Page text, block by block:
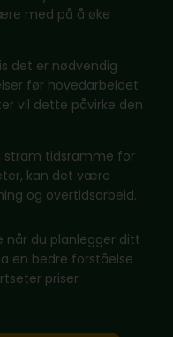
med på å øke
det er nødvendig
før hovedarbeidet
vil dette påvirke den
stram tidsramme for
kan det være
og overtidsarbeid.
når du planlegger ditt
en bedre forståelse
priser